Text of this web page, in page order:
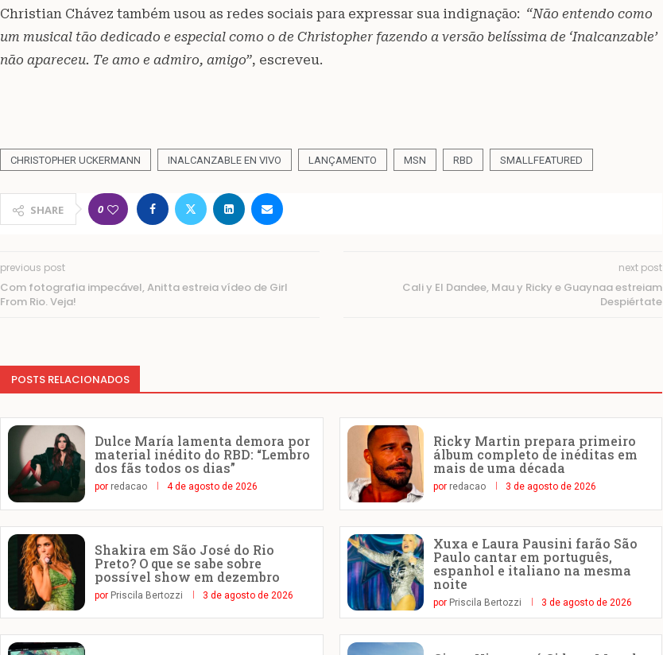
Christian Chávez também usou as redes sociais para expressar sua indignação: “Não entendo como
um musical tão dedicado e especial como o de Christopher fazendo a versão belíssima de ‘Inalcanzable’
não apareceu. Te amo e admiro, amigo”, escreveu.
CHRISTOPHER UCKERMANN INALCANZABLE EN VIVO LANÇAMENTO MSN RBD SMALLFEATURED
SHARE 0
previous post
Com fotografia impecável, Anitta estreia vídeo de Girl
From Rio. Veja!
next post
Cali y El Dandee, Mau y Ricky e Guaynaa estreiam
Despiértate
POSTS RELACIONADOS
Dulce María lamenta demora por
material inédito do RBD: “Lembro
dos fãs todos os dias”
por redacao 4 de agosto de 2026
Ricky Martin prepara primeiro
álbum completo de inéditas em
mais de uma década
por redacao 3 de agosto de 2026
Shakira em São José do Rio
Preto? O que se sabe sobre
possível show em dezembro
por Priscila Bertozzi 3 de agosto de 2026
Xuxa e Laura Pausini farão São
Paulo cantar em português,
espanhol e italiano na mesma
noite
por Priscila Bertozzi 3 de agosto de 2026